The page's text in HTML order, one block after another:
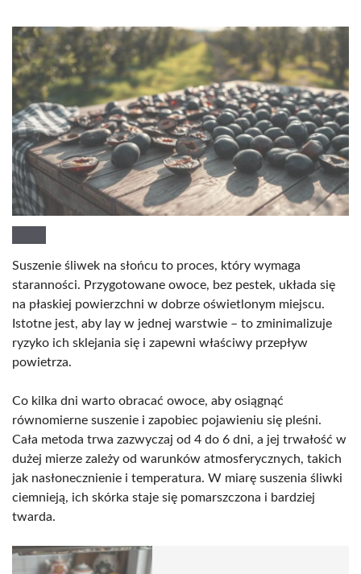
Suszenie śliwek na słońcu to proces, który wymaga
staranności. Przygotowane owoce, bez pestek, układa się
na płaskiej powierzchni w dobrze oświetlonym miejscu.
Istotne jest, aby lay w jednej warstwie – to zminimalizuje
ryzyko ich sklejania się i zapewni właściwy przepływ
powietrza.
Co kilka dni warto obracać owoce, aby osiągnąć
równomierne suszenie i zapobiec pojawieniu się pleśni.
Cała metoda trwa zazwyczaj od 4 do 6 dni, a jej trwałość w
dużej mierze zależy od warunków atmosferycznych, takich
jak nasłonecznienie i temperatura. W miarę suszenia śliwki
ciemnieją, ich skórka staje się pomarszczona i bardziej
twarda.